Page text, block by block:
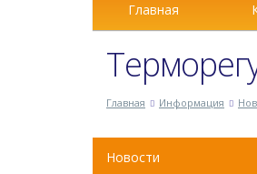
Главная
Главная Информация
Новости